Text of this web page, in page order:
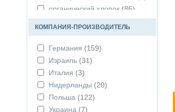
органический хлопок (86)
реприв(1)
туссовый шёлк(1)
хлопок(296)
шёлк(5)
КОМПАНИЯ-ПРОИЗВОДИТЕЛЬ
Германия (159)
Израиль (31)
Италия (3)
Нидерланды (20)
Польша (122)
Украина (7)